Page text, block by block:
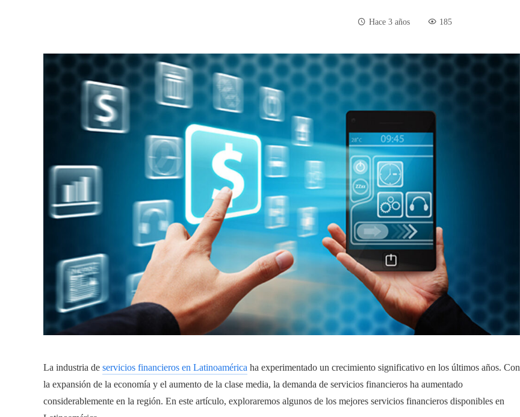
Hace 3 años 185
La industria de servicios financieros en Latinoamérica ha experimentado un crecimiento significativo en los últimos años. Con
la expansión de la economía y el aumento de la clase media, la demanda de servicios financieros ha aumentado
considerablemente en la región. En este artículo, exploraremos algunos de los mejores servicios financieros disponibles en